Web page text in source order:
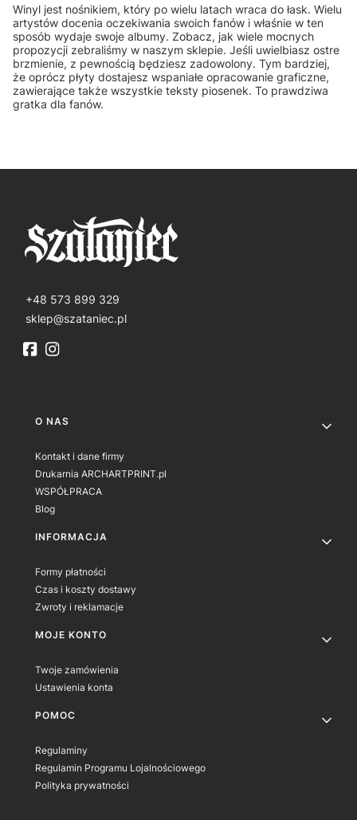
Winyl jest nośnikiem, który po wielu latach wraca do łask. Wielu
artystów docenia oczekiwania swoich fanów i właśnie w ten
sposób wydaje swoje albumy. Zobacz, jak wiele mocnych
propozycji zebraliśmy w naszym sklepie. Jeśli uwielbiasz ostre
brzmienie, z pewnością będziesz zadowolony. Tym bardziej,
że oprócz płyty dostajesz wspaniałe opracowanie graficzne,
zawierające także wszystkie teksty piosenek. To prawdziwa
gratka dla fanów.
+48 573 899 329
sklep@szataniec.pl
Linki w stopce
O NAS
Kontakt i dane firmy
Drukarnia ARCHARTPRINT.pl
WSPÓŁPRACA
Blog
INFORMACJA
Formy płatności
Czas i koszty dostawy
Zwroty i reklamacje
MOJE KONTO
Twoje zamówienia
Ustawienia konta
POMOC
Regulaminy
Regulamin Programu Lojalnościowego
Polityka prywatności